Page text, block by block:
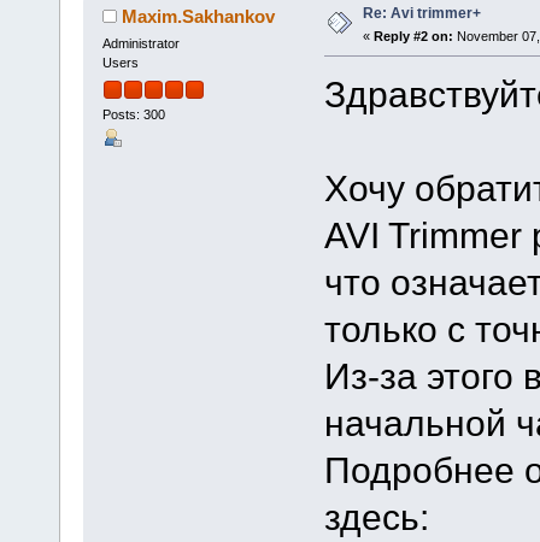
Maxim.Sakhankov
Administrator
Users
Posts: 300
Re: Avi trimmer+
« Reply #2 on: November
Хочу
AVI Trimmer
что
только с
Из-за этого
начальной
Подробнее
здесь: